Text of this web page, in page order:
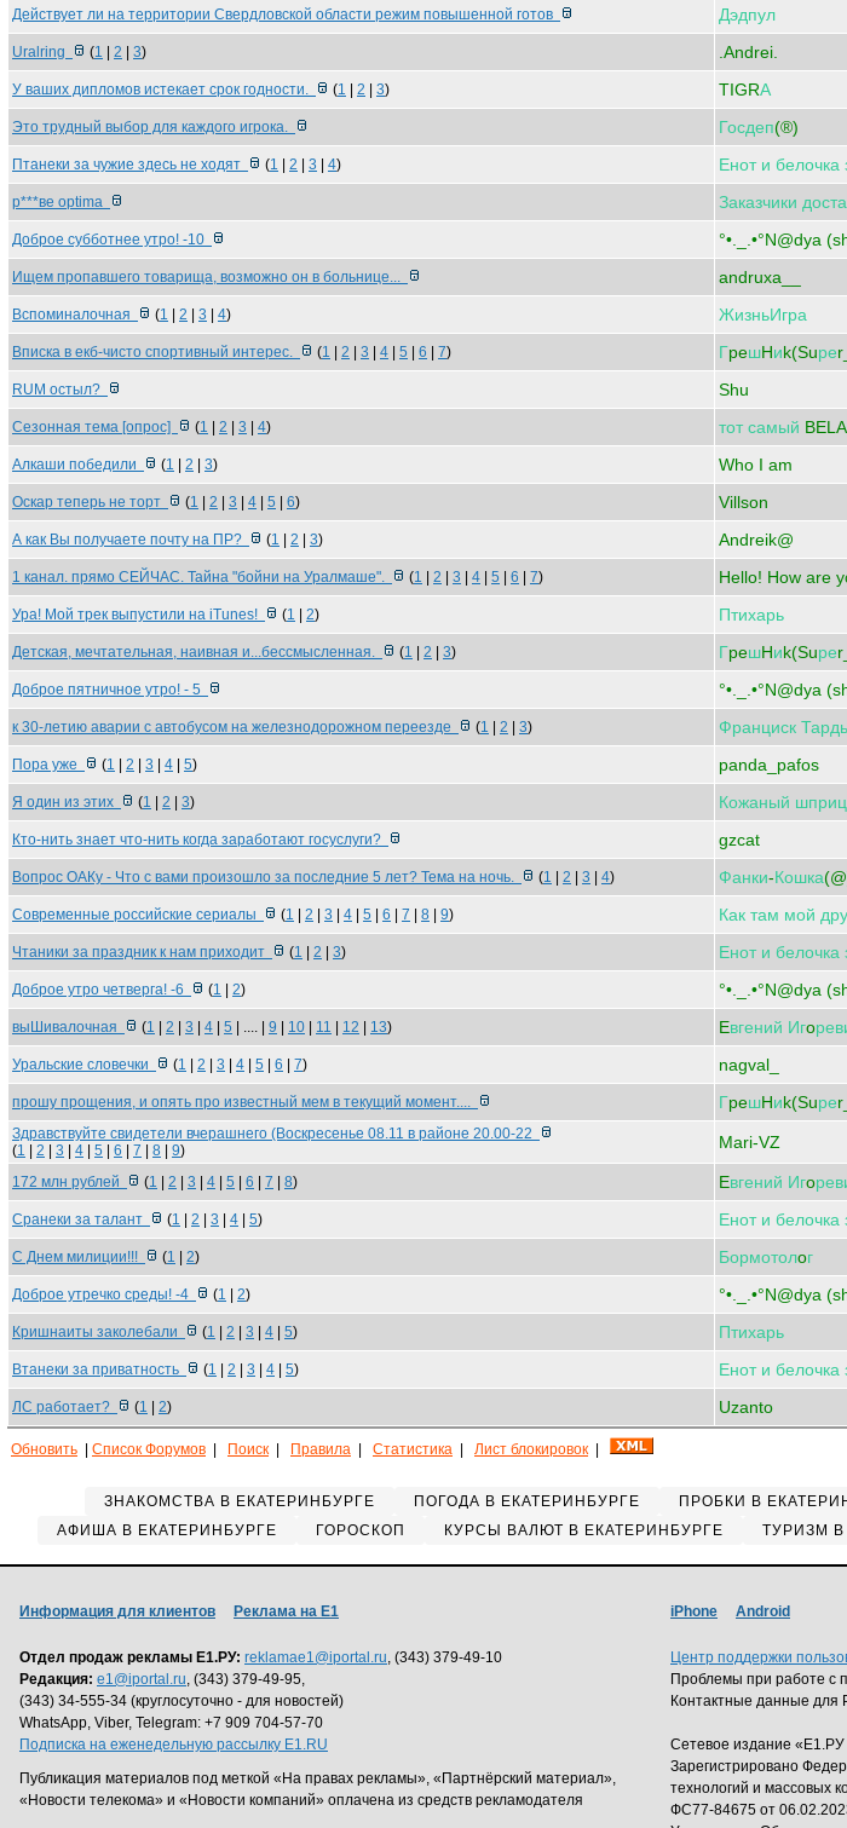
Действует ли на территории Свердловской области режим повышенной готов Дэдпул
Uralring (1 2 3) .Andrei.
У ваших дипломов истекает срок годности. (1 2 3) TIGRА
Это трудный выбор для каждого игрока. Госдеп(®)
Птанеки за чужие здесь не ходят (1 2 3 4) Енот и белочка
р***ве optima Заказчики
Доброе субботнее утро! -10 °•._.•°N@dya
Ищем пропавшего товарища, возможно он в больнице... andruxa__
Вспоминалочная (1 2 3 4) ЖизньИгра
Вписка в екб-чисто спортивный интерес. (1 2 3 4 5 6 7) ГpeшHиk(Suре
RUM остыл? Shu
Сезонная тема [опрос] (1 2 3 4) тот самый
Алкаши победили (1 2 3) Who I am
Оскар теперь не торт (1 2 3 4 5 6) Villson
А как Вы получаете почту на ПР? (1 2 3) Andreik@
1 канал. прямо СЕЙЧАС. Тайна "бойни на Уралмаше". (1 2 3 4 5 6 7) Hello! How are
Ура! Мой трек выпустили на iTunes! (1 2) Птихарь
Детская, мечтательная, наивная и...бессмысленная. (1 2 3) ГpeшHиk(Suре
Доброе пятничное утро! - 5 °•._.•°N@dya
к 30-летию аварии с автобусом на железнодорожном переезде (1 2 3) Франциск
Пора уже (1 2 3 4 5) panda_pafos
Я один из этих (1 2 3) Кожаный шприц
Кто-нить знает что-нить когда заработают госуслуги? gzcat
Вопрос ОАКу - Что с вами произошло за последние 5 лет? Тема на ночь. (1 2 3 4) Фанки-Кошка
Современные российские сериалы (1 2 3 4 5 6 7 8 9) Как там мой
Чтаники за праздник к нам приходит (1 2 3) Енот и белочка
Доброе утро четверга! -6 (1 2) °•._.•°N@dya
выШивалочная (1 2 3 4 5 | .... | 9 10 11 12 13) Eвгений Игo
Уральские словечки (1 2 3 4 5 6 7) nagval_
прошу прощения, и опять про известный мем в текущий момент.... ГpeшHиk(Suре
Здравствуйте свидетели вчерашнего (Воскресенье 08.11 в районе 20.00-22
(1 2 3 4 5 6 7 8 9) Mari-VZ
172 млн рублей (1 2 3 4 5 6 7 8) Eвгений Игo
Сранеки за талант (1 2 3 4 5) Енот и белочка
С Днем милиции!!! (1 2) Бормотолoг
Доброе утречко среды! -4 (1 2) °•._.•°N@dya
Кришнаиты заколебали (1 2 3 4 5) Птихарь
Втанеки за приватность (1 2 3 4 5) Енот и белочка
ЛС работает? (1 2) Uzanto
Обновить Список Форумов Поиск Правила Статистика Лист блокировок
ЗНАКОМСТВА В ЕКАТЕРИНБУРГЕ ПОГОДА В ЕКАТЕРИНБУРГЕ ПРОБКИ В
АФИША В ЕКАТЕРИНБУРГЕ
ГОРОСКОП КУРСЫ ВАЛЮТ В ЕКАТЕРИНБУРГЕ ТУРИЗМ В
Информация для клиентов Реклама на Е1
Отдел продаж рекламы Е1.РУ: reklamae1@iportal.ru, (343) 379-49-10
Редакция: e1@iportal.ru, (343) 379-49-95,
(343) 34-555-34 (круглосуточно - для новостей)
WhatsApp, Viber, Telegram: +7 909 704-57-70
Подписка на еженедельную рассылку E1.RU
Публикация материалов под меткой «На правах рекламы», «Партнёрский материал»,
«Новости телекома» и «Новости компаний» оплачена из средств рекламодателя
iPhone Android
Центр поддержки
Проблемы при работе с
Контактные данные для
Сетевое издание
Зарегистрировано
технологий и массовых
ФС77-84675 от